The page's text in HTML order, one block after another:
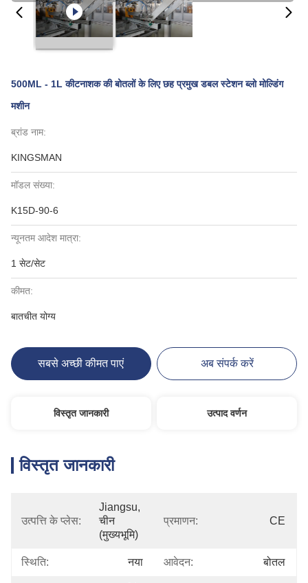
500ML - 1L कीटनाशक की बोतलों के लिए छह प्रमुख डबल स्टेशन ब्लो मोल्डिंग
मशीन
ब्रांड नाम:
KINGSMAN
मॉडल संख्या:
K15D-90-6
न्यूनतम आदेश मात्रा:
1 सेट/सेट
कीमत:
बातचीत योग्य
सबसे अच्छी कीमत पाएं अब संपर्क करें
विस्तृत जानकारी उत्पाद वर्णन
विस्तृत जानकारी
उत्पत्ति के प्लेस:
Jiangsu,
चीन
(मुख्यभूमि)
प्रमाणन: CE
स्थिति: नया आवेदन: बोतल